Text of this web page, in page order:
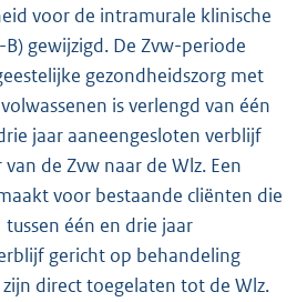
voor de intramurale klinische
gewijzigd. De Zvw-periode
gezondheidszorg met
is verlengd van één
jaar aaneengesloten verblijf
de Zvw naar de Wlz. Een
voor bestaande cliënten die
één en drie jaar
gericht op behandeling
direct toegelaten tot de Wlz.